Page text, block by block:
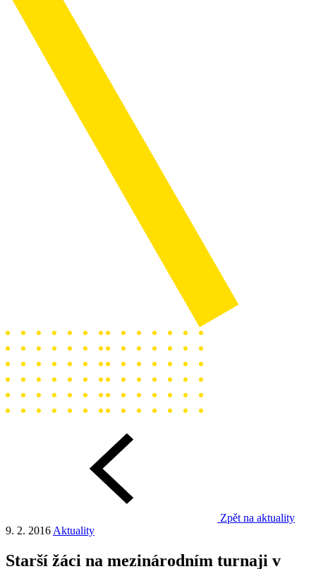
Zpět na aktuality
9. 2. 2016 Aktuality
Starší žáci na mezinárodním turnaji v